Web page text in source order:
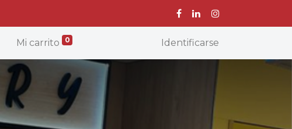
Mi carrito 0 Identificarse